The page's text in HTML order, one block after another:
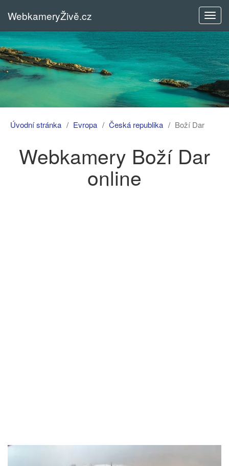
menu
WebkameryŽivě.cz
Úvodní stránka Evropa Česká republika Boží Dar
Webkamery Boží Dar
online